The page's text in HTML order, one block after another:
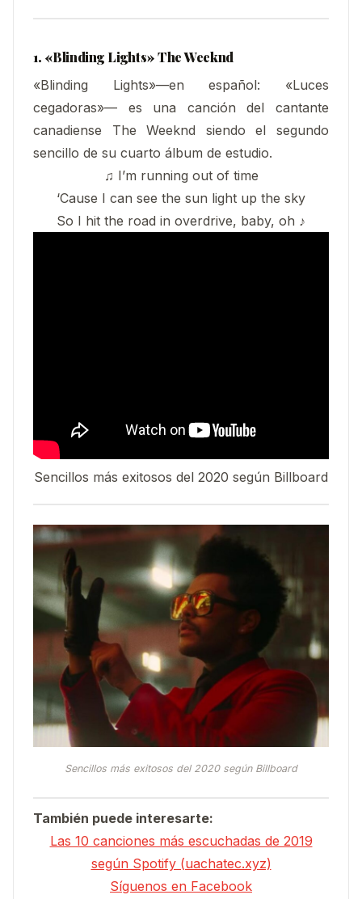
1. «Blinding Lights» The Weeknd
«Blinding Lights»—en español: «Luces
cegadoras»— es una canción del cantante
canadiense The Weeknd siendo el segundo
sencillo de su cuarto álbum de estudio.
♫ I’m running out of time
‘Cause I can see the sun light up the sky
So I hit the road in overdrive, baby, oh ♪
Sencillos más exitosos del 2020 según Billboard
Sencillos más exitosos del 2020 según Billboard
También puede interesarte:
Las 10 canciones más escuchadas de 2019
según Spotify (uachatec.xyz)
Síguenos en Facebook